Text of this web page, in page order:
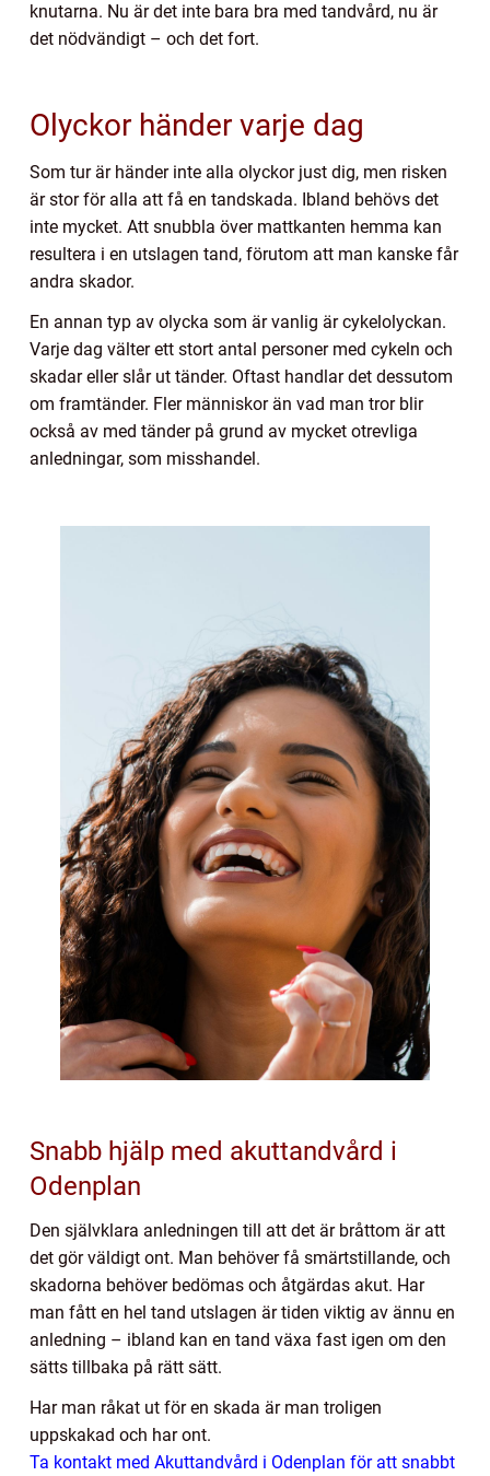
knutarna. Nu är det inte bara bra med tandvård, nu är
det nödvändigt – och det fort.
Olyckor händer varje dag
Som tur är händer inte alla olyckor just dig, men risken
är stor för alla att få en tandskada. Ibland behövs det
inte mycket. Att snubbla över mattkanten hemma kan
resultera i en utslagen tand, förutom att man kanske får
andra skador.
En annan typ av olycka som är vanlig är cykelolyckan.
Varje dag välter ett stort antal personer med cykeln och
skadar eller slår ut tänder. Oftast handlar det dessutom
om framtänder. Fler människor än vad man tror blir
också av med tänder på grund av mycket otrevliga
anledningar, som misshandel.
Snabb hjälp med akuttandvård i
Odenplan
Den självklara anledningen till att det är bråttom är att
det gör väldigt ont. Man behöver få smärtstillande, och
skadorna behöver bedömas och åtgärdas akut. Har
man fått en hel tand utslagen är tiden viktig av ännu en
anledning – ibland kan en tand växa fast igen om den
sätts tillbaka på rätt sätt.
Har man råkat ut för en skada är man troligen
uppskakad och har ont.
Ta kontakt med Akuttandvård i Odenplan för att snabbt